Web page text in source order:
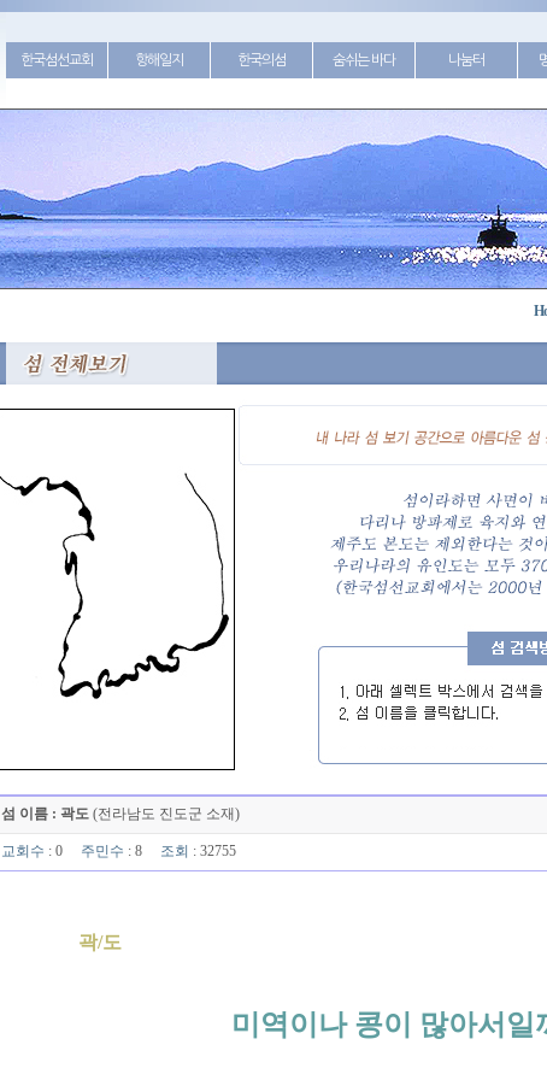
한국섬선교회 항해일지 한국의섬 숨쉬는 바다 나눔터
섬 이름 : 곽도 (전라남도 진도군 소재)
교회수 : 0 주민수 : 8 조회 : 32755
곽/도
미역이나 콩이 많아서일